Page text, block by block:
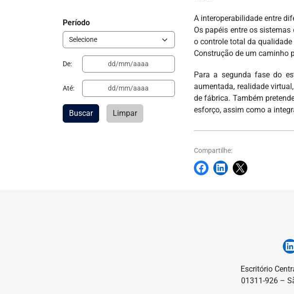
A interoperabilidade entre
Os papéis entre os
o controle total da qualidade
Construção de um caminho
Para a segunda fase do
aumentada, realidade
de fábrica. Também
esforço, assim como a
Compartilhe:
Período
De:
Até:
Buscar Limpar
Escritório
01311-926 –